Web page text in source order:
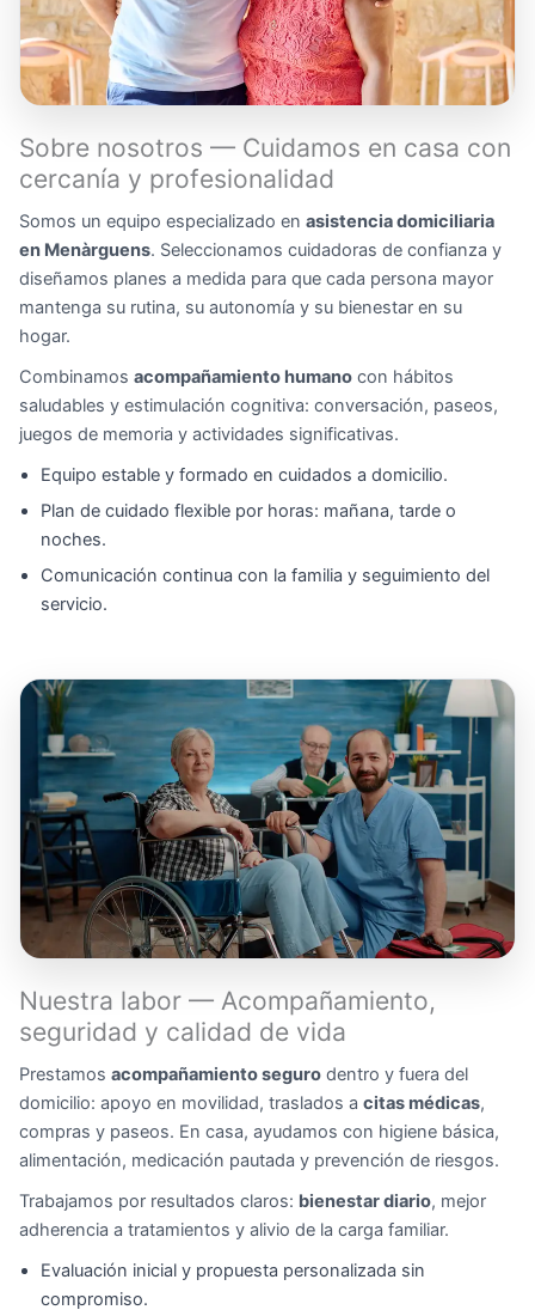
Sobre nosotros — Cuidamos en casa con
cercanía y profesionalidad
Somos un equipo especializado en asistencia domiciliaria
en Menàrguens. Seleccionamos cuidadoras de confianza y
diseñamos planes a medida para que cada persona mayor
mantenga su rutina, su autonomía y su bienestar en su
hogar.
Combinamos acompañamiento humano con hábitos
saludables y estimulación cognitiva: conversación, paseos,
juegos de memoria y actividades significativas.
Equipo estable y formado en cuidados a domicilio.
Plan de cuidado flexible por horas: mañana, tarde o
noches.
Comunicación continua con la familia y seguimiento del
servicio.
Nuestra labor — Acompañamiento,
seguridad y calidad de vida
Prestamos acompañamiento seguro dentro y fuera del
domicilio: apoyo en movilidad, traslados a citas médicas,
compras y paseos. En casa, ayudamos con higiene básica,
alimentación, medicación pautada y prevención de riesgos.
Trabajamos por resultados claros: bienestar diario, mejor
adherencia a tratamientos y alivio de la carga familiar.
Evaluación inicial y propuesta personalizada sin
compromiso.